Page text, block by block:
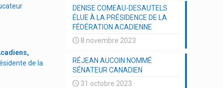
de la
DENISE COMEAU-DESAUTELS
ÉLUE À LA PRÉSIDENCE DE LA
FÉDÉRATION ACADIENNE
8 novembre 2023
RÉJEAN AUCOIN NOMMÉ
SÉNATEUR CANADIEN
31 octobre 2023